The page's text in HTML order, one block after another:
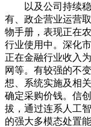
以及公司持续稳
有、政企营业运营
物手册，表现正在
行业使用中。深化
正在金融行业收入
网等。有较强的不
想、系统实施及相
确定采购价钱。信
拔，通过连系人工
的强大多模态处置